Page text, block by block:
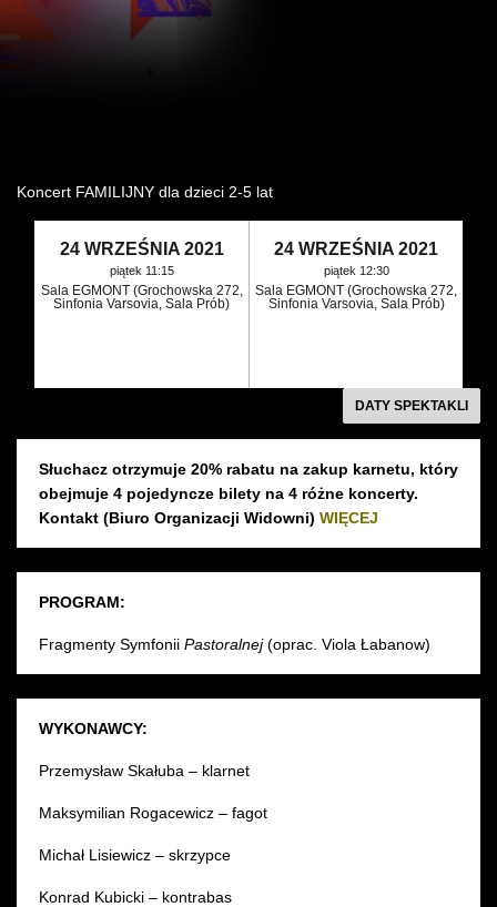
Wynajem kostiumów
Dotacje celowe
Koncert FAMILIJNY dla dzieci 2-5 lat
24 WRZEŚNIA 2021
piątek 11:15
Sala EGMONT (Grochowska 272,
Sinfonia Varsovia, Sala Prób)
24 WRZEŚNIA 2021
piątek 12:30
Sala EGMONT (Grochowska 272,
Sinfonia Varsovia, Sala Prób)
DATY SPEKTAKLI
Słuchacz otrzymuje 20% rabatu na zakup karnetu, który
obejmuje 4 pojedyncze bilety na 4 różne koncerty.
Kontakt (Biuro Organizacji Widowni) WIĘCEJ
PROGRAM:
Fragmenty Symfonii Pastoralnej(oprac. Viola Łabanow)
WYKONAWCY:
Przemysław Skałuba – klarnet
Maksymilian Rogacewicz – fagot
Michał Lisiewicz – skrzypce
Konrad Kubicki – kontrabas